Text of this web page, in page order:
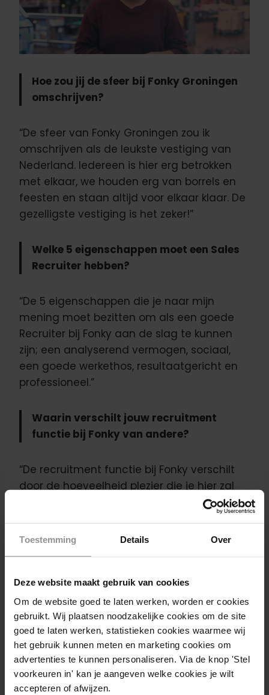
Toestemming Details Over
Deze website maakt gebruik van cookies
Om de website goed te laten werken, worden er cookies
gebruikt. Wij plaatsen noodzakelijke cookies om de site
goed te laten werken, statistieken cookies waarmee wij
het gebruik kunnen meten en marketing cookies om
advertenties te kunnen personaliseren. Via de knop 'Stel
voorkeuren in' kan je aangeven welke cookies je wilt
accepteren of afwijzen.
Hoe zou jij de sfeer bij Fonky Groningen
omschrijven?
“De sfeer van Fonky Groningen zou ik
omschrijven als de leukste vestiging van
Nederland. Iedereen is hier erg betrokken
met elkaar, we houden erg van borrels en
feesten en staan altijd voor elkaar klaar. De
gezelligste vestiging is het zeker!”
Welke 5 eigenschappen moet een Sales
Recruiter hebben?
“De 5 eigenschappen die je naar mijn
mening moet bezitten om als een goede
Recruiter bij Fonky aan de slag te kunnen
zijn; een analyserend vermogen, sociaal,
een goede werkethos, resultaatgericht en
professioneel.”
Waarin verschilt jouw recruitment
functie bij Fonky van andere?
“De recruitment functie bij Fonky verschilt
door de hoeveelheid plezier die je hier zal
ervaren, in tegenstelling tot de wat ‘stijvere’
recruitment functies bij andere bedrijven.”
Wat heeft Fonky jou gebracht in het
“Bij Fonky heb ik veel ontwikkeling
doorgemaakt op persoonlijk vlak. Met name
de mensen die ik heb leren kennen en de
herinneringen die ik heb gemaakt zal ik
nooit vergeten. Ik heb er de beste vrienden
aan overgehouden en dingen